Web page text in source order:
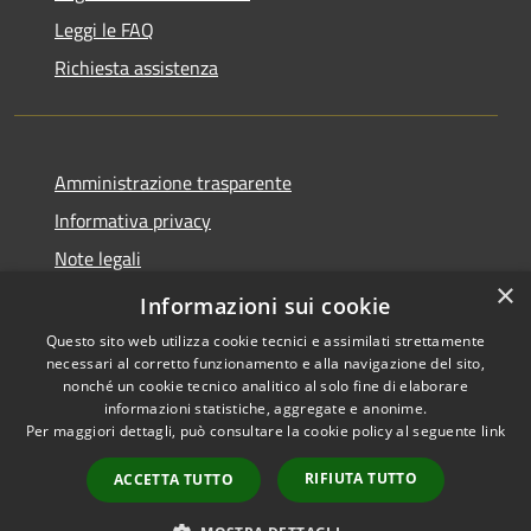
Leggi le FAQ
Richiesta assistenza
Amministrazione trasparente
Informativa privacy
Note legali
Dichiarazione di accessibilità
Accessibilità
Copyright © 2026 • Città di
Seveso • Powered by
Municipium•
Accesso
redazione
×
Informazioni sui cookie
Questo sito web utilizza cookie tecnici e assimilati strettamente
necessari al corretto funzionamento e alla navigazione del sito,
nonché un cookie tecnico analitico al solo fine di elaborare
informazioni statistiche, aggregate e anonime.
Per maggiori dettagli, può consultare la cookie policy al seguente link
ACCETTA TUTTO RIFIUTA TUTTO